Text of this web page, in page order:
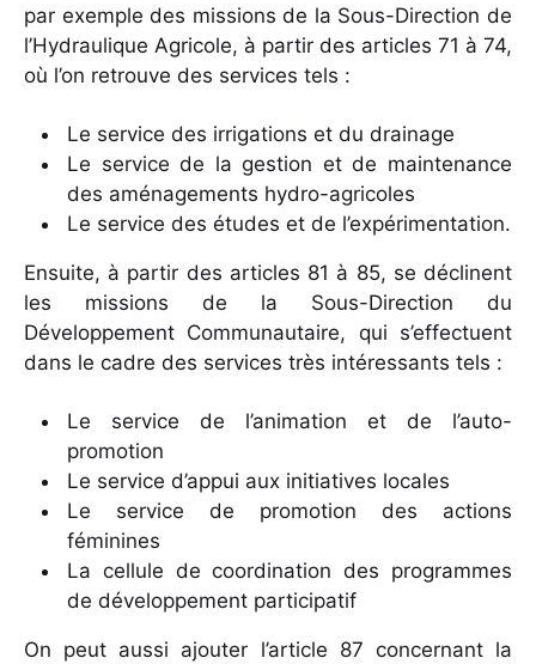
par exemple des missions de la Sous-Direction de
l’Hydraulique Agricole, à partir des articles 71 à 74,
où l’on retrouve des services tels :
Le service des irrigations et du drainage
Le service de la gestion et de maintenance
des aménagements hydro-agricoles
Le service des études et de l’expérimentation.
Ensuite, à partir des articles 81 à 85, se déclinent
les missions de la Sous-Direction du
Développement Communautaire, qui s’effectuent
dans le cadre des services très intéressants tels :
Le service de l’animation et de l’auto-
promotion
Le service d’appui aux initiatives locales
Le service de promotion des actions
féminines
La cellule de coordination des programmes
de développement participatif
On peut aussi ajouter l’article 87 concernant la